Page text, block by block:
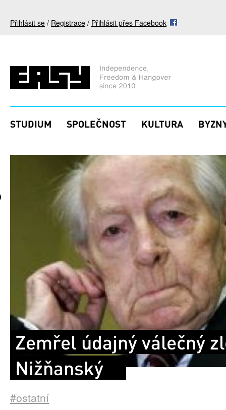
Přihlásit se / Registrace / Přihlásit přes Facebook
STUDIUM SPOLEČNOST KULTURA
Zemřel údajný válečný
Nižňanský
#ostatní